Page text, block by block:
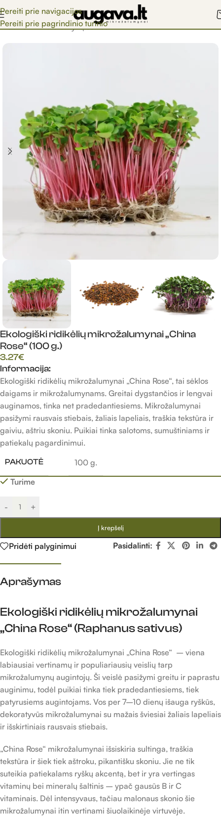
Pereiti prie navigacijos
Pereiti prie pagrindinio turinio
Pradžia/Mikrožalumynų sėklos
Ekologiški ridikėlių mikrožalumynai „China
Rose“ (100 g.)
3.27€
Informacija:
Ekologiški ridikėlių mikrožalumynai „China Rose“, tai sėklos
daigams ir mikrožalumynams. Greitai dygstančios ir lengvai
auginamos, tinka net pradedantiesiems. Mikrožalumynai
pasižymi rausvais stiebais, žaliais lapeliais, traškia tekstūra ir
gaiviu, aštriu skoniu. Puikiai tinka salotoms, sumuštiniams ir
patiekalų pagardinimui.
PAKUOTĖ
100 g.
Turime
- +
Į krepšelį
Pridėti palyginimui Pasidalinti:
Aprašymas
Ekologiški ridikėlių mikrožalumynai
„China Rose“ (Raphanus sativus)
Ekologiški ridikėlių mikrožalumynai „China Rose“ – viena
labiausiai vertinamų ir populiariausių veislių tarp
mikrožalumynų augintojų. Ši veislė pasižymi greitu ir paprastu
auginimu, todėl puikiai tinka tiek pradedantiesiems, tiek
patyrusiems augintojams. Vos per 7–10 dienų išauga ryškūs,
dekoratyvūs mikrožalumynai su mažais šviesiai žaliais lapeliais
ir išskirtiniais rausvais stiebais.
„China Rose“ mikrožalumynai išsiskiria sultinga, traškia
tekstūra ir šiek tiek aštroku, pikantišku skoniu. Jie ne tik
suteikia patiekalams ryškų akcentą, bet ir yra vertingas
vitaminų bei mineralų šaltinis – ypač gausūs B ir C
vitaminais. Dėl intensyvaus, tačiau malonaus skonio šie
mikrožalumynai itin vertinami šiuolaikinėje virtuvėje.